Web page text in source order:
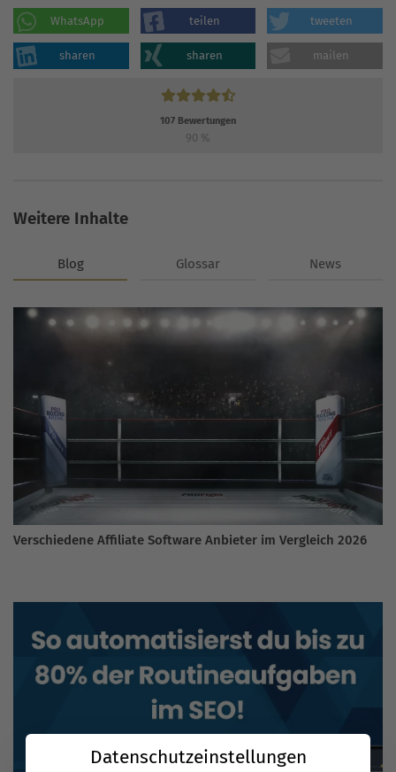
WhatsApp teilen tweeten
sharen sharen mailen
107 Bewertungen
90 %
Weitere Inhalte
Blog Glossar News
Verschiedene Affiliate Software Anbieter im Vergleich 2026
Datenschutzeinstellungen